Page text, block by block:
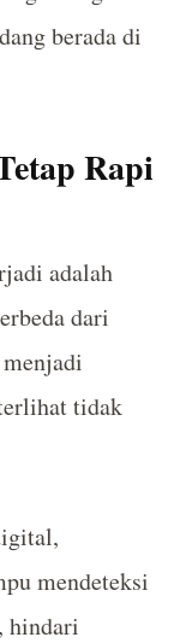
berada di
Rapi
adalah
dari
tidak
mendeteksi
hindari